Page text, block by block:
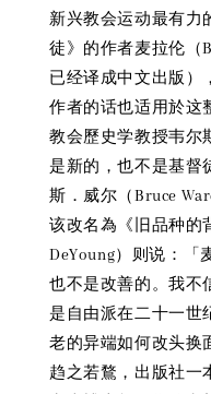
新兴教会运动最有力
徒》的作者麦拉伦（
已经译成中文出版）
作者的话也适用於这
教会歷史学教授韦尔
是新的，也不是基督
斯．威尔（Bruce
该改名為《旧品种的
DeYoung）则说：「
也不是改善的。我不
是自由派在二十一世
老的异端如何改头换
趋之若鶩，出版社一